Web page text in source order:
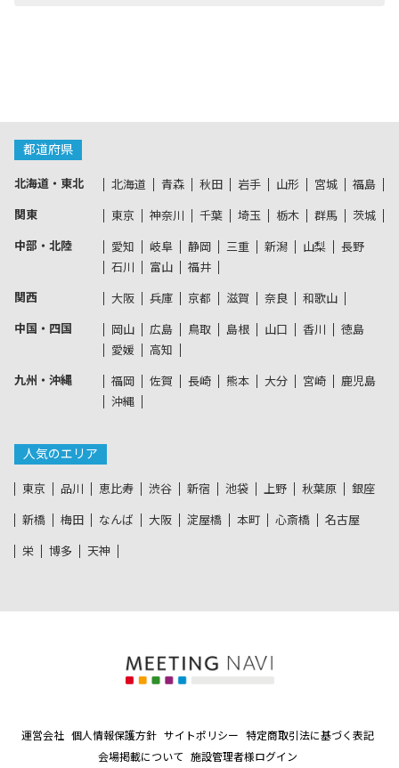
都道府県
北海道・東北 北海道 青森 秋田 岩手 山形 宮城 福島
関東 東京 神奈川 千葉 埼玉 栃木 群馬 茨城
中部・北陸 愛知 岐阜 静岡 三重 新潟 山梨
長野
石川
富山 福井
関西 大阪 兵庫 京都 滋賀 奈良 和歌山
中国・四国 岡山 広島 鳥取 島根 山口 香川
徳島
愛媛
高知
九州・沖縄 福岡 佐賀 長崎 熊本 大分 宮崎
鹿児島
沖縄
人気のエリア
東京 品川 恵比寿 渋谷 新宿 池袋 上野 秋葉原 銀座
新橋 梅田 なんば 大阪 淀屋橋 本町 心斎橋 名古屋
栄 博多 天神
運営会社 個人情報保護方針 サイトポリシー
特定商取引法に基づく表記
会場掲載について
施設管理者様ログイン